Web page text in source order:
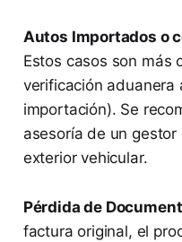
Autos Importados o
Estos casos son más
verificación aduanera
importación). Se
asesoría de un
exterior vehicular.
Pérdida de
factura original, el